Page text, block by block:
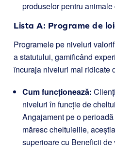
produselor pentru
Lista A: Programe de
Programele pe niveluri
a statutului, gamificând
încuraja niveluri mai ridicate
Cum funcționează:
niveluri în funcție de
Angajament pe o
măresc cheltuielile,
superioare cu Beneficii